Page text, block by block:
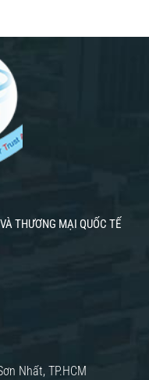
THƯƠNG MẠI QUỐC TẾ
Nhất, TP.HCM